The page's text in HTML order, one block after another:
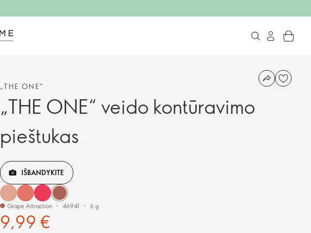
„THE ONE“
„THE ONE“ veido kontūravimo
pieštukas
IŠBANDYKITE
Grape Attraction 46941 6 g
9,99 €